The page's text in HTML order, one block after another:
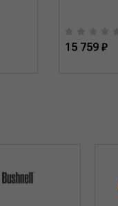
15 759 ₽